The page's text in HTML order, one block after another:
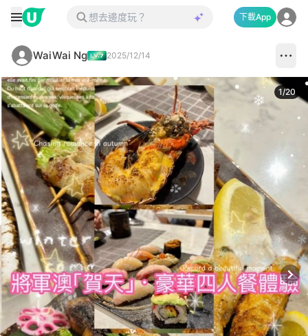
下載App
WaiWai Ng 2025/12/14
1/20